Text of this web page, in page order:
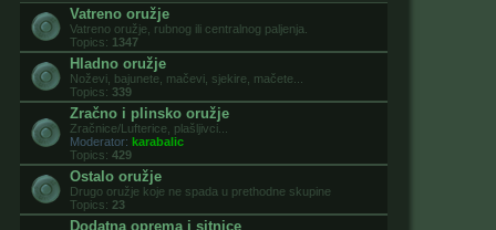
Vatreno oružje
Vatreno oružje, rubnog ili centralnog paljenja.
Topics: 1347
Hladno oružje
Noževi, bajunete, mačevi, sjekire, mačete...
Topics: 339
Zračno i plinsko oružje
Zračnice/Lufterice, plašljivci...
Moderator: karabalic
Topics: 429
Ostalo oružje
Drugo oružje koje ne spada u prethodne skupine
Topics: 23
Dodatna oprema i sitnice